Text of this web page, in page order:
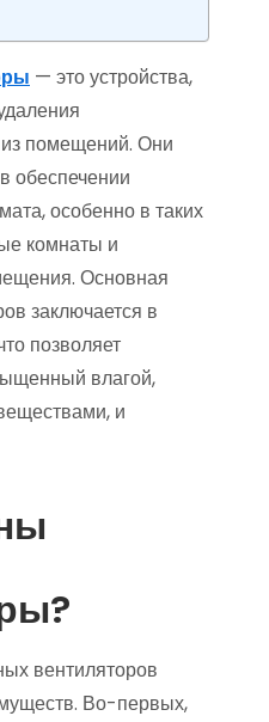
— это устройства,
из помещений. Они
обеспечении
особенно в таких
комнаты и
Основная
заключается в
позволяет
влагой,
и
вентиляторов
Во-первых,